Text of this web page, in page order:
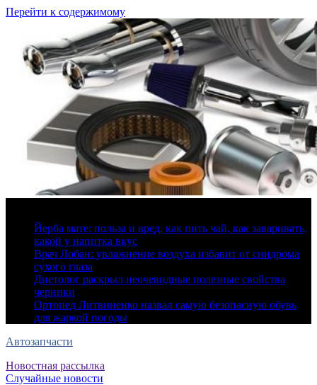
Перейти к содержимому
Йерба мате: польза и вред, как пить чай, как заваривать,
какой у напитка вкус
Врач Лобан: увлажнение воздуха избавит от синдрома
сухого глаза
Диетолог раскрыл неочевидные полезные свойства
черники
Ортопед Литвиненко назвал самую безопасную обувь
для жаркой погоды
Автозапчасти
Новостная рассылка
Случайные новости